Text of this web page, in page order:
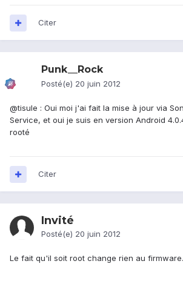
Citer
Punk__Rock
Posté(e) 20 juin 2012
@tisule : Oui moi j'ai fait la mise à jour via
Service, et oui je suis en version Android
rooté
Citer
Invité
Posté(e) 20 juin 2012
Le fait qu'il soit root change rien au firmware.